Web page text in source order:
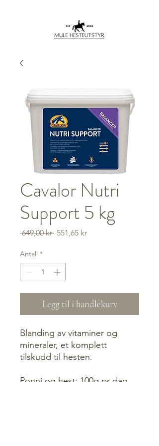
Cavalor Nutri
Support 5 kg
649,00 kr Vanlig
551,65 krSalgspris
Antall *
Legg til i handlekurv
Blanding av vitaminer og
mineraler, et komplett
tilskudd til hesten.
Ponni og hest: 100g pr dag